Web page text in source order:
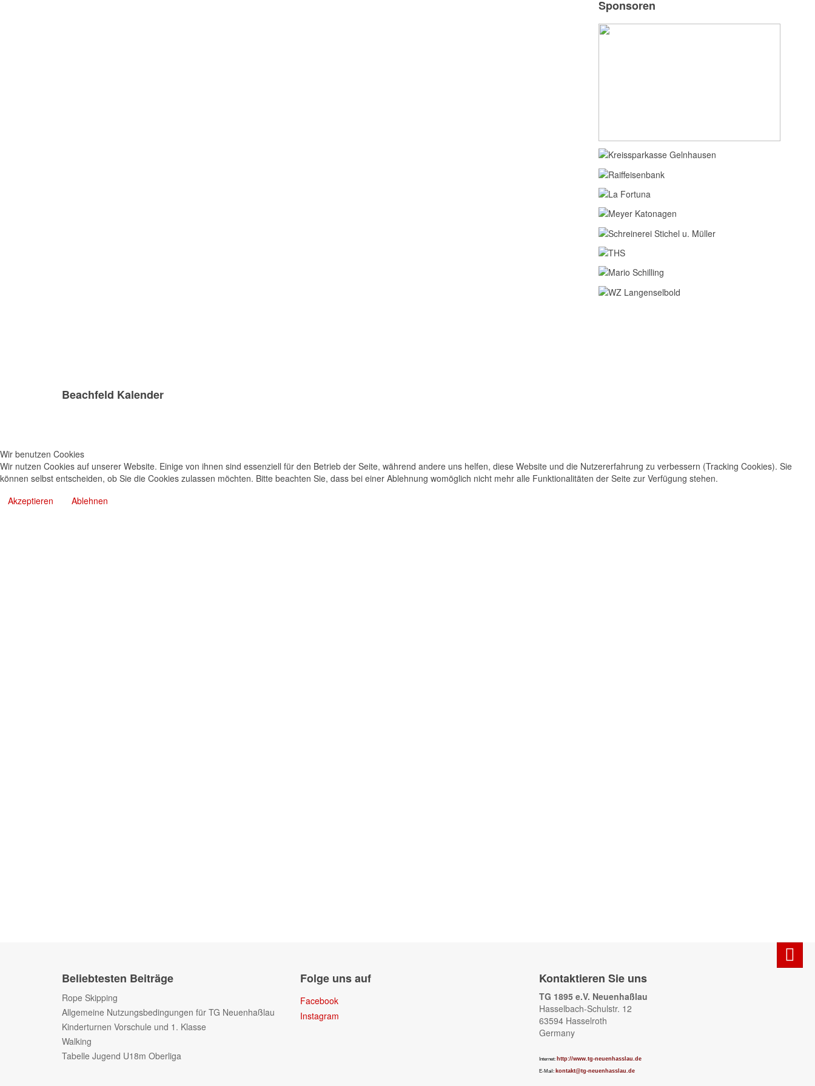
Sponsoren
Beachfeld Kalender
Beliebtesten Beiträge
Rope Skipping
Allgemeine Nutzungsbedingungen für TG Neuenhaßlau
Kinderturnen Vorschule und 1. Klasse
Walking
Tabelle Jugend U18m Oberliga
Folge uns auf
Facebook
Instagram
Kontaktieren Sie uns
TG 1895 e.V. Neuenhaßlau
Hasselbach-Schulstr. 12
63594 Hasselroth
Germany
Internet: http://www.tg-neuenhasslau.de
E-Mail: kontakt@tg-neuenhasslau.de
Wir benutzen Cookies
Wir nutzen Cookies auf unserer Website. Einige von ihnen sind essenziell für den Betrieb der Seite, während andere uns helfen, diese Website und die Nutzererfahrung zu verbessern (Tracking Cookies). Sie
können selbst entscheiden, ob Sie die Cookies zulassen möchten. Bitte beachten Sie, dass bei einer Ablehnung womöglich nicht mehr alle Funktionalitäten der Seite zur Verfügung stehen.
Akzeptieren
Ablehnen